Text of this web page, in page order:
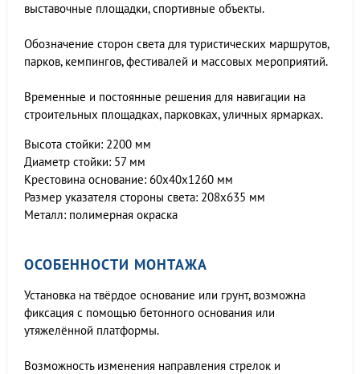
выставочные площадки, спортивные объекты.
Обозначение сторон света для туристических маршрутов,
парков, кемпингов, фестивалей и массовых мероприятий.
Временные и постоянные решения для навигации на
строительных площадках, парковках, уличных ярмарках.
Высота стойки: 2200 мм
Диаметр стойки: 57 мм
Крестовина основание: 60х40х1260 мм
Размер указателя стороны света: 208х635 мм
Металл: полимерная окраска
ОСОБЕННОСТИ МОНТАЖА
Установка на твёрдое основание или грунт, возможна
фиксация с помощью бетонного основания или
утяжелённой платформы.
Возможность изменения направления стрелок и